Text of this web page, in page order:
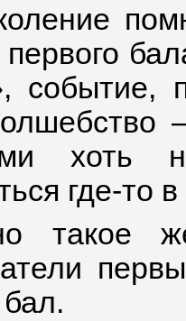
событие,
хоть
где-то
такое